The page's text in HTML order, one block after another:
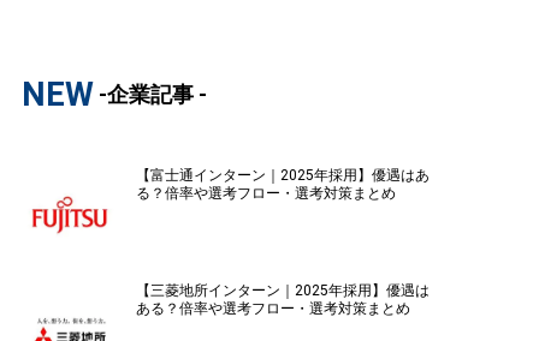
NEW -企業記事 -
【富士通インターン｜2025年採用】優遇はあ
る？倍率や選考フロー・選考対策まとめ
【三菱地所インターン｜2025年採用】優遇は
ある？倍率や選考フロー・選考対策まとめ